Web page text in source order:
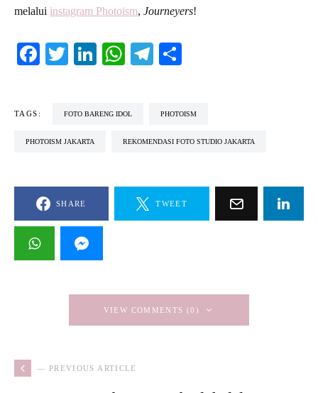
melalui instagram Photoism, Journeyers!
Facebook
TwitterLinkedIn
WhatsApp
Telegram
TAGS: FOTO BARENG IDOL PHOTOISM
PHOTOISM JAKARTA REKOMENDASI FOTO STUDIO JAKARTA
SHARE TWEET
VIEW COMMENTS (0)
— PREVIOUS ARTICLE